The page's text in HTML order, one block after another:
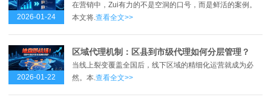
2026-01-24
在营销中，Zui有力的不是空洞的口号，而是鲜活的案例。
本文将.查看全文>>
2026-01-22
区域代理机制：区县到市级代理如何分层管理？
当线上裂变覆盖全国后，线下区域的精细化运营就成为必
然。本.查看全文>>